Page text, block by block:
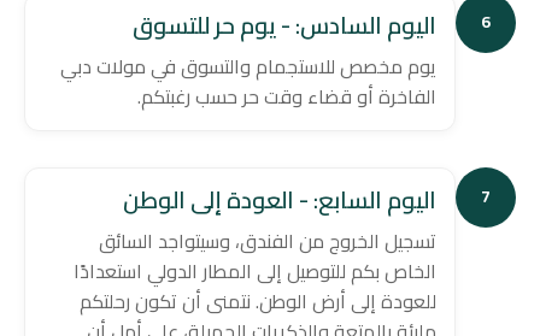
6 اليوم السادس: - يوم حر للتسوق
يوم مخصص للاستجمام والتسوق في مولات دبي
الفاخرة أو قضاء وقت حر حسب رغبتكم.
7 اليوم السابع: - العودة إلى الوطن
تسجيل الخروج من الفندق، وسيتواجد السائق
الخاص بكم للتوصيل إلى المطار الدولي استعدادًا
للعودة إلى أرض الوطن. نتمنى أن تكون رحلتكم